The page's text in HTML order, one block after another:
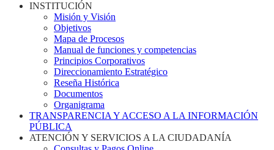
INSTITUCIÓN
Misión y Visión
Objetivos
Mapa de Procesos
Manual de funciones y competencias
Principios Corporativos
Direccionamiento Estratégico
Reseña Histórica
Documentos
Organigrama
TRANSPARENCIA Y ACCESO A LA INFORMACIÓN
PÚBLICA
ATENCIÓN Y SERVICIOS A LA CIUDADANÍA